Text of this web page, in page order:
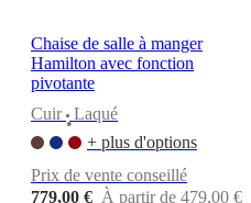
Standards
Chaise de salle à manger
Hamilton avec fonction
pivotante
Cuir
•
Laqué
+ plus d'options
Prix de vente conseillé
779,00 € À partir de 479,00 €